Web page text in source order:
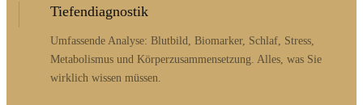
Tiefendiagnostik
Umfassende Analyse: Blutbild, Biomarker, Schlaf, Stress,
Metabolismus und Körperzusammensetzung. Alles, was Sie
wirklich wissen müssen.